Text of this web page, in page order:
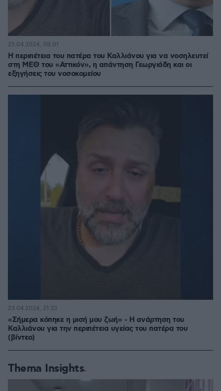
Η περιπέτεια του πατέρα του Καλλιάνου για να νοσηλευτεί
στη ΜΕΘ του «Αττικόν», η απάντηση Γεωργιάδη και οι
εξηγήσεις του νοσοκομείου
25.04.2024, 08:01
«Σήμερα κόπηκε η μισή μου ζωή» - Η ανάρτηση του
Καλλιάνου για την περιπέτεια υγείας του πατέρα του
(βίντεο)
23.04.2024, 21:33
Thema Insights